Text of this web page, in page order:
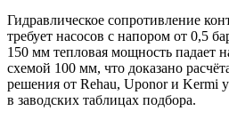
Гидравлическое сопротивление
требует насосов с напором от 0,5
150 мм тепловая мощность падает
схемой 100 мм, что доказано
решения от Rehau, Uponor и Kermi
в заводских таблицах подбора.